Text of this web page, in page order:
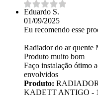
Eduardo S.
01/09/2025
Eu recomendo esse
Radiador do ar quente
Produto muito bom
Faço instalação ótimo
envolvidos
Produto:
KADETT ANTIGO -